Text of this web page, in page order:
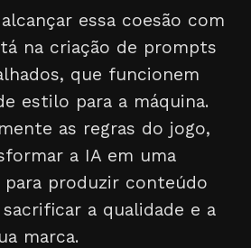
essa coesão com
na criação de prompts
que funcionem
estilo para a máquina.
as regras do jogo,
a IA em uma
para produzir conteúdo
a qualidade e a
marca.